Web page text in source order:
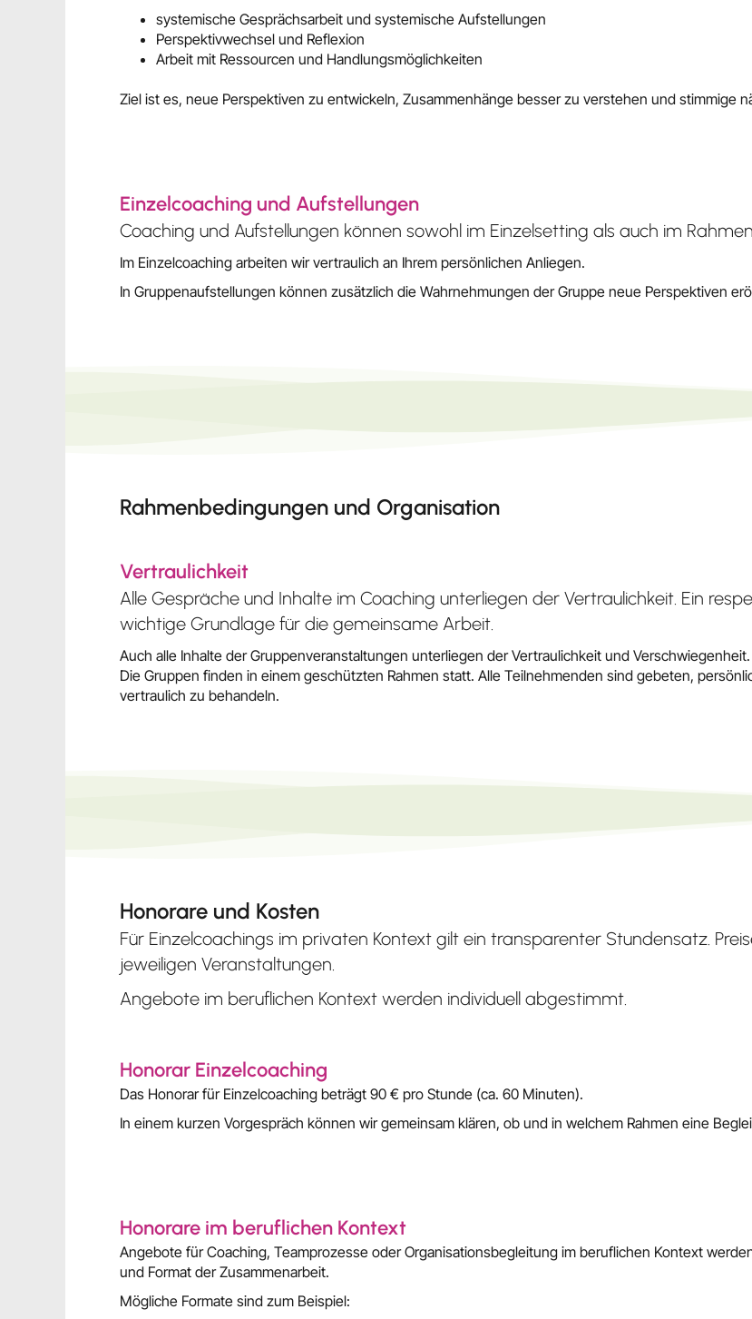
systemische Gesprächsarbeit und systemische Aufstellungen
Perspektivwechsel und Reflexion
Arbeit mit Ressourcen und Handlungsmöglichkeiten
Ziel ist es, neue Perspektiven zu entwickeln, Zusammenhänge besser zu verstehen und stimmige
Einzelcoaching und Aufstellungen
Coaching und Aufstellungen können sowohl im Einzelsetting als auch im
Im Einzelcoaching arbeiten wir vertraulich an Ihrem persönlichen Anliegen.
In Gruppenaufstellungen können zusätzlich die Wahrnehmungen der Gruppe neue Perspektiven
Rahmenbedingungen und Organisation
Vertraulichkeit
Alle Gespräche und Inhalte im Coaching unterliegen der Vertraulichkeit. Ein
wichtige Grundlage für die gemeinsame Arbeit.
Auch alle Inhalte der Gruppenveranstaltungen unterliegen der Vertraulichkeit und Verschwiegenheit.
Die Gruppen finden in einem geschützten Rahmen statt. Alle Teilnehmenden sind gebeten,
vertraulich zu behandeln.
Honorare und Kosten
Für Einzelcoachings im privaten Kontext gilt ein transparenter Stundensatz.
jeweiligen Veranstaltungen.
Angebote im beruflichen Kontext werden individuell abgestimmt.
Honorar Einzelcoaching
Das Honorar für Einzelcoaching beträgt 90 € pro Stunde (ca. 60 Minuten).
In einem kurzen Vorgespräch können wir gemeinsam klären, ob und in welchem Rahmen eine
Honorare im beruflichen Kontext
Angebote für Coaching, Teamprozesse oder Organisationsbegleitung im beruflichen Kontext
und Format der Zusammenarbeit.
Mögliche Formate sind zum Beispiel: